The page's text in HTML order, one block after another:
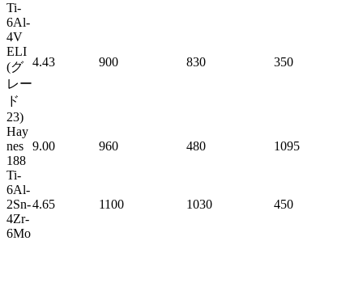
Ti-
6Al-
4V
ELI
(グ
レー
ド
23)
4.43 900 830 350
Hay
nes
188
9.00 960 480 1095
Ti-
6Al-
2Sn-
4Zr-
6Mo
4.65 1100 1030 450